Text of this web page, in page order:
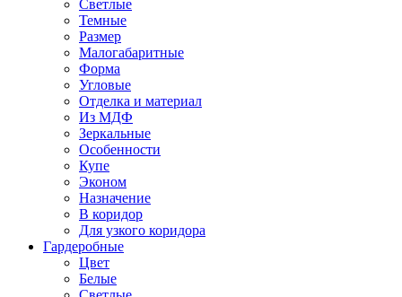
Светлые
Темные
Размер
Малогабаритные
Форма
Угловые
Отделка и материал
Из МДФ
Зеркальные
Особенности
Купе
Эконом
Назначение
В коридор
Для узкого коридора
Гардеробные
Цвет
Белые